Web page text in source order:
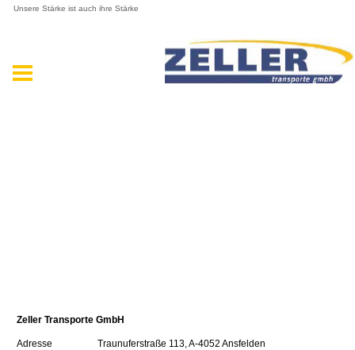
Unsere Stärke ist auch ihre Stärke
Zeller Transporte GmbH
Adresse Traunuferstraße 113, A-4052 Ansfelden